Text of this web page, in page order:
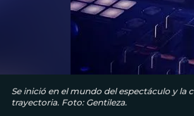
Se inició en el mundo del espectáculo y la
trayectoria. Foto: Gentileza.